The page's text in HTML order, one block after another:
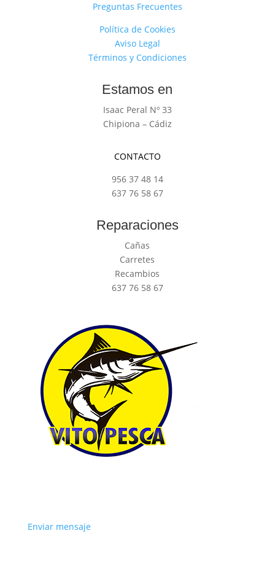
Preguntas Frecuentes
Política de Cookies
Aviso Legal
Términos y Condiciones
Estamos en
Isaac Peral Nº 33
Chipiona – Cádiz
CONTACTO
956 37 48 14
637 76 58 67
Reparaciones
Cañas
Carretes
Recambios
637 76 58 67
Enviar mensaje